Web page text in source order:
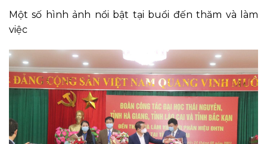
Một số hình ảnh nổi bật tại buổi đến thăm và làm
việc